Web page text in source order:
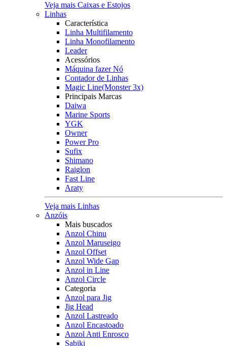
Veja mais Caixas e Estojos
Linhas
Característica
Linha Multifilamento
Linha Monofilamento
Leader
Acessórios
Máquina fazer Nó
Contador de Linhas
Magic Line(Monster 3x)
Principais Marcas
Daiwa
Marine Sports
YGK
Owner
Power Pro
Sufix
Shimano
Raiglon
Fast Line
Araty
Veja mais Linhas
Anzóis
Mais buscados
Anzol Chinu
Anzol Maruseigo
Anzol Offset
Anzol Wide Gap
Anzol in Line
Anzol Circle
Categoria
Anzol para Jig
Jig Head
Anzol Lastreado
Anzol Encastoado
Anzol Anti Enrosco
Sabiki